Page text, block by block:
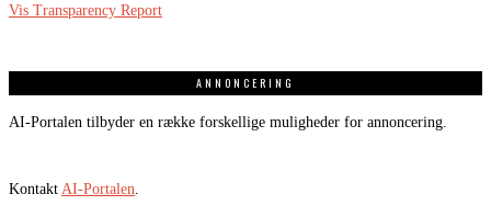
Vis Transparency Report
ANNONCERING
AI-Portalen tilbyder en række forskellige muligheder for annoncering.
Kontakt AI-Portalen